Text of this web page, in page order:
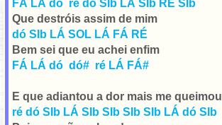
FÁ LÁ dó ré dó SIb LÁ SIb RÉ SIb
Que destróis assim de mim
dó SIb LÁ SOL LÁ FÁ RÉ
Bem sei que eu achei enfim
FÁ LÁ dó dó# ré LÁ FÁ#
E que adiantou a dor mais me queimou
ré dó SIb LÁ SIb SIb SIb SIb LÁ dó SIb